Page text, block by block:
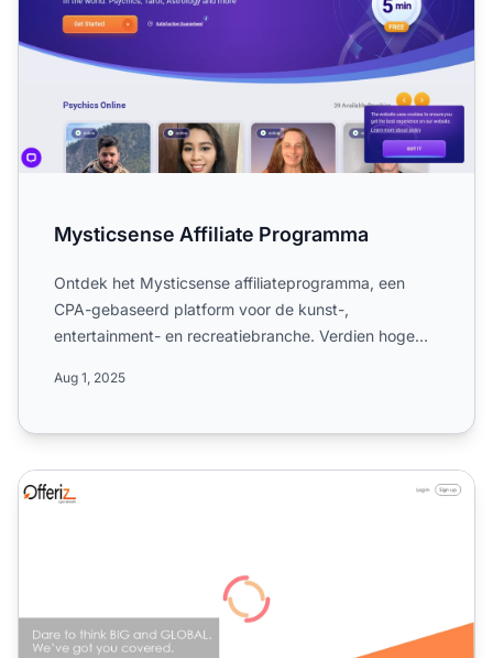
Mysticsense Affiliate Programma
Ontdek het Mysticsense affiliateprogramma, een
CPA-gebaseerd platform voor de kunst-,
entertainment- en recreatiebranche. Verdien hoge
Aug 1, 2025
Offeriz Affiliate Programma